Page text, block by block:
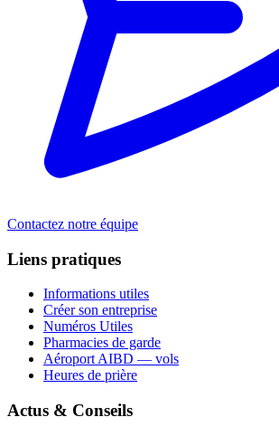
Contactez notre équipe
Liens pratiques
Informations utiles
Créer son entreprise
Numéros Utiles
Pharmacies de garde
Aéroport AIBD — vols
Heures de prière
Actus & Conseils